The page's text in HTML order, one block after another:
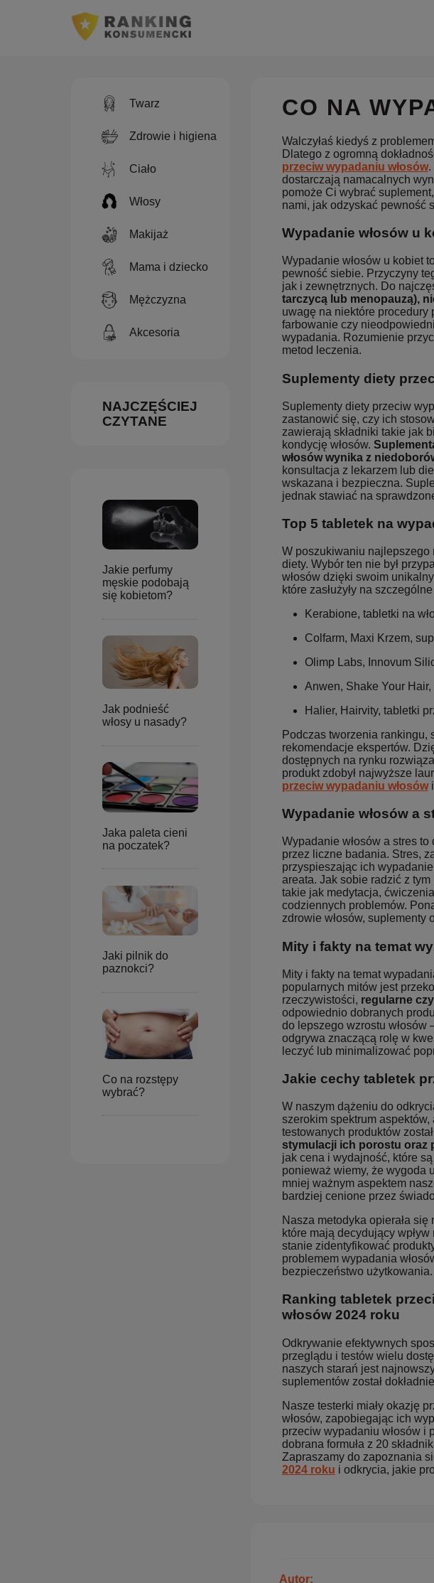
Twarz
Zdrowie i higiena
Ciało
Włosy
Makijaż
Mama i dziecko
Mężczyzna
Akcesoria
NAJCZĘŚCIEJ
CZYTANE
Jakie perfumy
męskie podobają
się kobietom?
Jak podnieść
włosy u nasady?
Jaka paleta cieni
na poczatek?
Jaki pilnik do
paznokci?
Co na rozstępy
wybrać?
CO NA
Walczyłaś kiedyś z
Dlatego z ogromną
przeciw wypadaniu włosów.
dostarczają namacalnych
pomoże Ci wybrać
nami, jak odzyskać pewność
Wypadanie włosów u
Wypadanie włosów u kobiet
pewność siebie. Przyczyny
jak i zewnętrznych. Do
tarczycą lub menopauzą),
uwagę na niektóre
farbowanie czy
wypadania. Rozumienie
metod leczenia.
Suplementy diety
Suplementy diety przeciw
zastanowić się, czy ich
zawierają składniki takie jak
kondycję włosów.
włosów wynika z
konsultacja z lekarzem lub
wskazana i bezpieczna.
jednak stawiać na
Top 5 tabletek na
W poszukiwaniu najlepszego
diety. Wybór ten nie był
włosów dzięki swoim
które zasłużyły na
Kerabione, tabletki na
Colfarm, Maxi Krzem,
Olimp Labs, Innovum
Anwen, Shake Your Hair,
Halier, Hairvity, tabletki
Podczas tworzenia
rekomendacje ekspertów.
dostępnych na rynku
produkt zdobył najwyższe
przeciw wypadaniu włosówi
Wypadanie włosów a
Wypadanie włosów a stres
przez liczne badania. Stres,
przyspieszając ich
areata. Jak sobie radzić z
takie jak medytacja,
codziennych problemów.
zdrowie włosów, suplementy
Mity i fakty na temat
Mity i fakty na temat
popularnych mitów jest
rzeczywistości, regularne
odpowiednio dobranych
do lepszego wzrostu włosów
odgrywa znaczącą rolę w
leczyć lub minimalizować
Jakie cechy tabletek
W naszym dążeniu do
szerokim spektrum
testowanych produktów
stymulacji ich porostu oraz
jak cena i wydajność, które
ponieważ wiemy, że wygoda
mniej ważnym aspektem
bardziej cenione przez
Nasza metodyka opierała
które mają decydujący
stanie zidentyfikować
problemem wypadania
bezpieczeństwo użytkowania.
Ranking tabletek
włosów 2024 roku
Odkrywanie efektywnych
przeglądu i testów wielu
naszych starań jest
suplementów został
Nasze testerki miały okazję
włosów, zapobiegając ich
przeciw wypadaniu włosów i
dobrana formuła z 20
Zapraszamy do zapoznania
2024 roku i odkrycia, jakie
Autor: